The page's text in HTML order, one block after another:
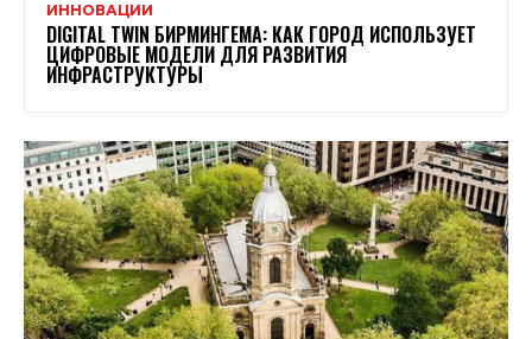
ИННОВАЦИИ
DIGITAL TWIN БИРМИНГЕМА: КАК ГОРОД ИСПОЛЬЗУЕТ
ЦИФРОВЫЕ МОДЕЛИ ДЛЯ РАЗВИТИЯ
ИНФРАСТРУКТУРЫ